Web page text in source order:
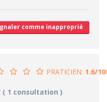
comme inapproprié
PRATICIEN: 1.6/10
1.6/10
( 1 consultation )